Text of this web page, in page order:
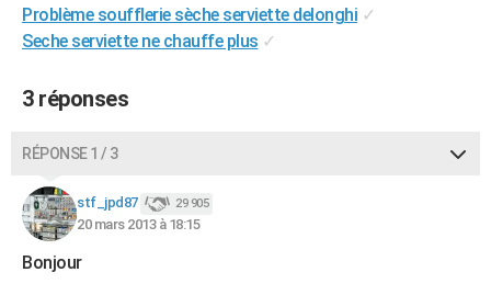
Carte de Noël
Carte Bonne année
Carte Saint-Valentin
Carte Pâques
Carte d'anniversaire
DICTIONNAIRE
COPAINS D'AVANT
S'inscrire
Se connecter
Lycées
Collèges
Primaires
Universités
Entreprises
Service militaire
Avis de recherche
AVIS DE DÉCÈS
FORUM
Bricolage
Lifestyle
Culture
Sport
Auto
Television
Voyage
Cinema
Problème soufflerie sèche serviette delonghi ✓
Seche serviette ne chauffe plus ✓
3 réponses
RÉPONSE 1 / 3
stf_jpd87 29 905
20 mars 2013 à 18:15
Bonjour